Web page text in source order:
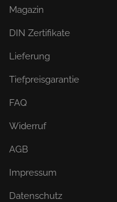
Magazin
DIN Zertifikate
Lieferung
Tiefpreisgarantie
FAQ
Widerruf
AGB
Impressum
Datenschutz